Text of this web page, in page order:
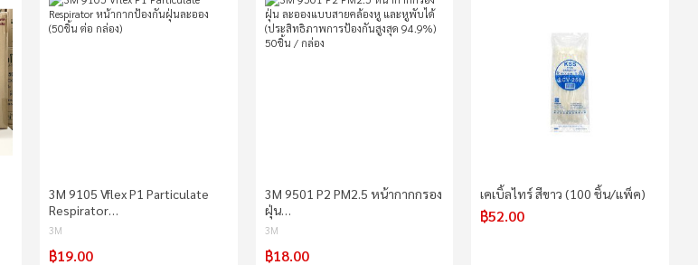
3M 9105 Vflex P1 Particulate
Respirator…
3M
฿19.00
3M 9501 P2 PM2.5 หน้ากากกรอง
ฝุ่น…
3M
฿18.00
เคเบิ้ลไทร์ สีขาว (100 ชิ้น/แพ็ค)
฿52.00